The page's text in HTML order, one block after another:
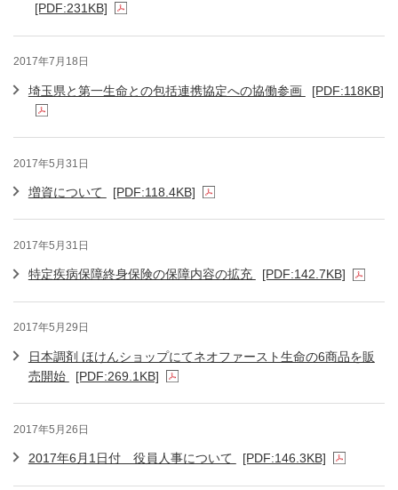
[PDF:231KB]
2017年7月18日
埼玉県と第一生命との包括連携協定への協働参画 [PDF:118KB]
2017年5月31日
増資について [PDF:118.4KB]
2017年5月31日
特定疾病保障終身保険の保障内容の拡充 [PDF:142.7KB]
2017年5月29日
日本調剤 ほけんショップにてネオファースト生命の6商品を販
売開始
[PDF:269.1KB]
2017年5月26日
2017年6月1日付 役員人事について [PDF:146.3KB]